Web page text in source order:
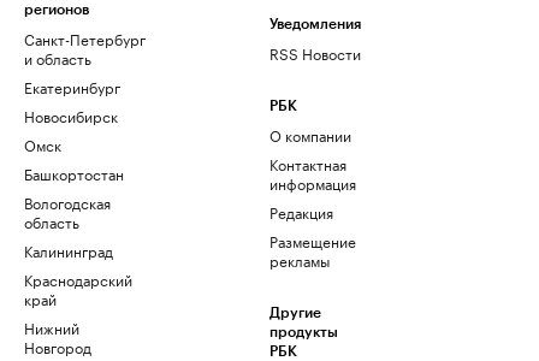
регионов
Санкт-Петербург
и область
Екатеринбург
Новосибирск
Омск
Башкортостан
Вологодская
область
Калининград
Краснодарский
край
Нижний
Новгород
Уведомления
RSS Новости
РБК
О компании
Контактная
информация
Редакция
Размещение
рекламы
Другие
продукты
РБК